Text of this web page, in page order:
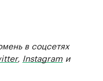
в соцсетях
, Instagram и